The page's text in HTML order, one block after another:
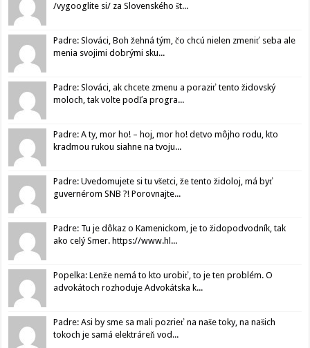
/vygooglite si/ za Slovenského št...
Padre: Slováci, Boh žehná tým, čo chcú nielen zmeniť seba ale
menia svojimi dobrými sku...
Padre: Slováci, ak chcete zmenu a poraziť tento židovský
moloch, tak volte podľa progra...
Padre: A ty, mor ho! – hoj, mor ho! detvo môjho rodu, kto
kradmou rukou siahne na tvoju...
Padre: Uvedomujete si tu všetci, že tento židoloj, má byť
guvernérom SNB ?! Porovnajte...
Padre: Tu je dôkaz o Kamenickom, je to židopodvodník, tak
ako celý Smer. https://www.hl...
Popelka: Lenže nemá to kto urobiť, to je ten problém. O
advokátoch rozhoduje Advokátska k...
Padre: Asi by sme sa mali pozrieť na naše toky, na našich
tokoch je samá elektráreň vod...